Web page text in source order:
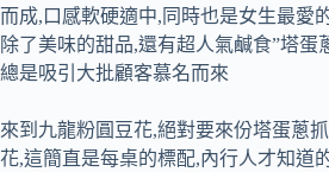
而成,口感軟硬適中,同時也是女生最愛
除了美味的甜品,還有超人氣鹹食”塔蛋
總是吸引大批顧客慕名而來
來到九龍粉圓豆花,絕對要來份塔蛋蔥
花,這簡直是每桌的標配,內行人才知道